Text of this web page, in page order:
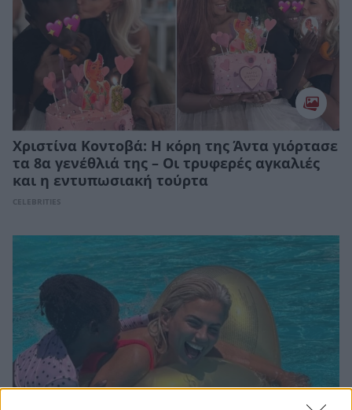
Χριστίνα Κοντοβά: Η κόρη της Άντα γιόρτασε
τα 8α γενέθλιά της – Οι τρυφερές αγκαλιές
και η εντυπωσιακή τούρτα
CELEBRITIES